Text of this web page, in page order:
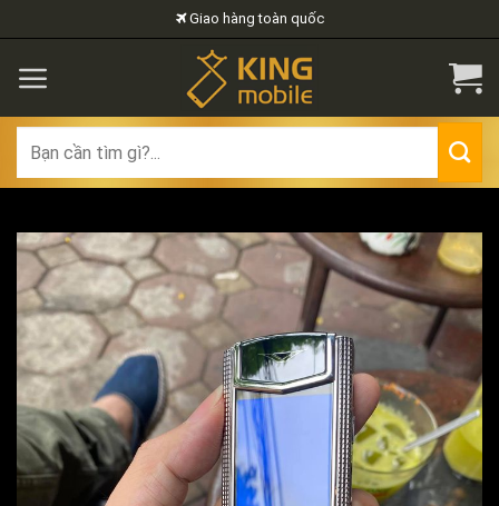
to
content
Giao hàng toàn quốc
for: